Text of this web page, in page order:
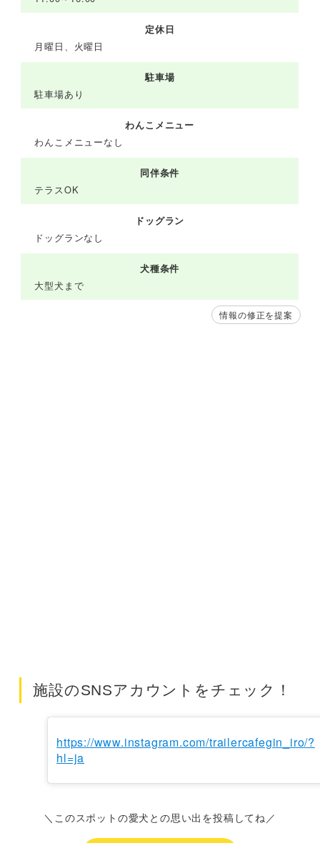
定休日
月曜日、火曜日
駐車場
駐車場あり
わんこメニュー
わんこメニューなし
同伴条件
テラスOK
ドッグラン
ドッグランなし
犬種条件
大型犬まで
情報の修正を提案
施設のSNSアカウントをチェック！
https://www.instagram.com/trailercafegin_iro/?
hl=ja
＼このスポットの愛犬との思い出を投稿してね／